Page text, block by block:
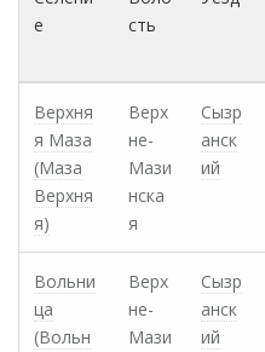
е
сть
Верхня
я Маза
(Маза
Верхня
я)
Верх
не-
Мази
нска
я
Сызр
анск
ий
Вольни
ца
(Вольн
Верх
не-
Мази
Сызр
анск
ий